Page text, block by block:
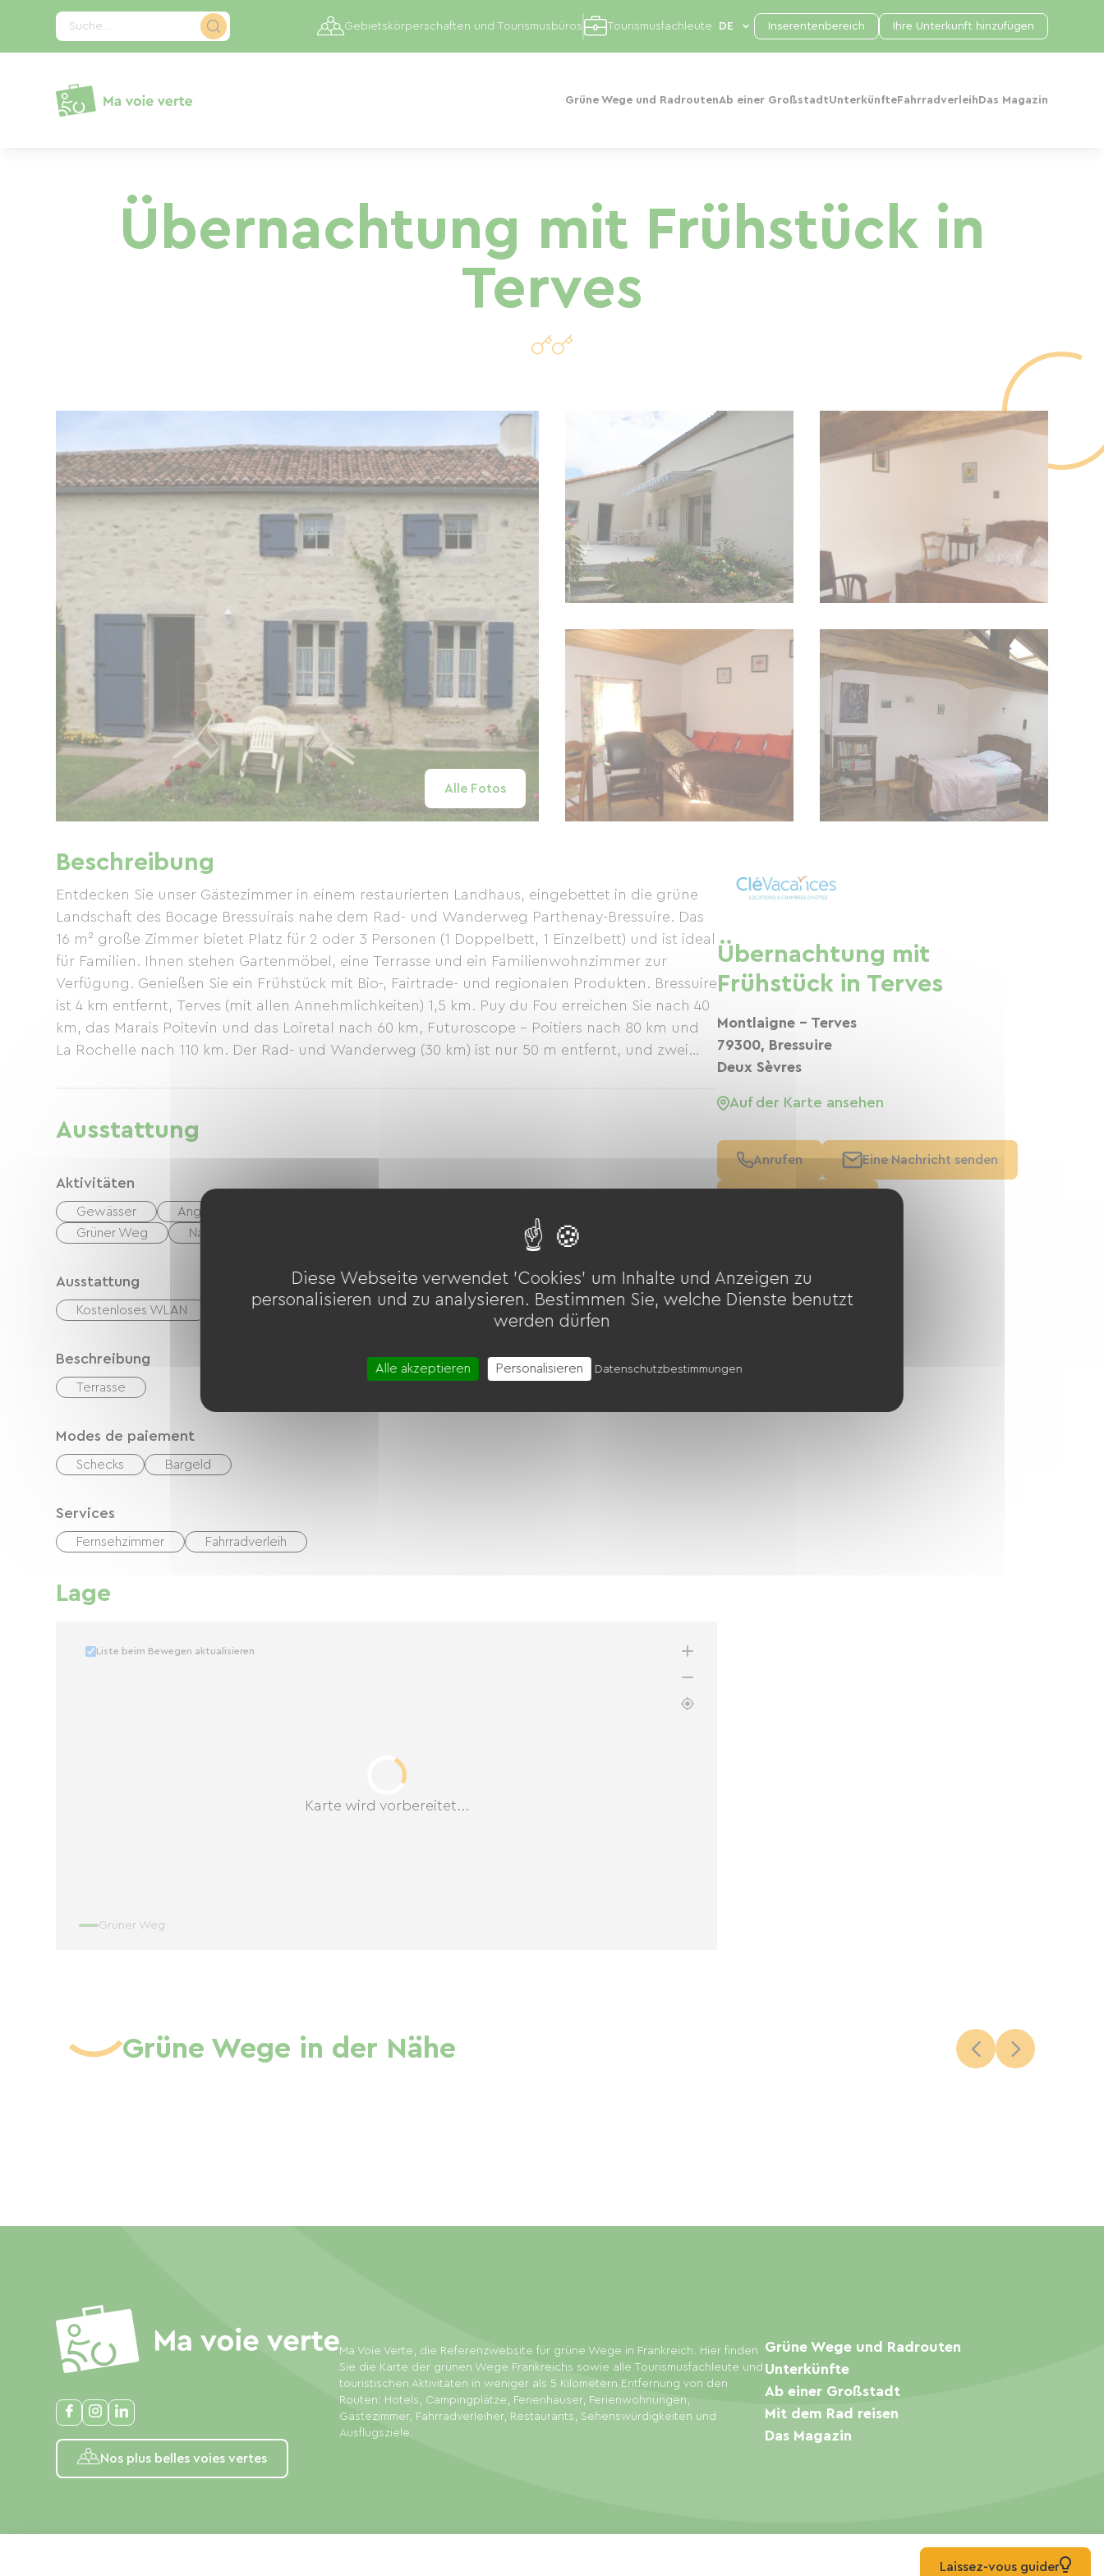
Suche...
Grüne Wege und RadroutenAb einer GroßstadtUnterkünfte Fahrradverleih Das Magazin
Gebietskörperschaften und Tourismusbüros Tourismusfachleute Inserentenbereich Ihre Unterkunft hinzufügen
Übernachtung mit Frühstück in
Terves
Alle Fotos
Beschreibung
Entdecken Sie unser Gästezimmer in einem restaurierten Landhaus, eingebettet in die grüne
Landschaft des Bocage Bressuirais nahe dem Rad- und Wanderweg Parthenay-Bressuire. Das
16 m² große Zimmer bietet Platz für 2 oder 3 Personen (1 Doppelbett, 1 Einzelbett) und ist ideal
für Familien. Ihnen stehen Gartenmöbel, eine Terrasse und ein Familienwohnzimmer zur
Verfügung. Genießen Sie ein Frühstück mit Bio-, Fairtrade- und regionalen Produkten. Bressuire
ist 4 km entfernt, Terves (mit allen Annehmlichkeiten) 1,5 km. Puy du Fou erreichen Sie nach 40
km, das Marais Poitevin und das Loiretal nach 60 km, Futuroscope – Poitiers nach 80 km und
La Rochelle nach 110 km. Der Rad- und Wanderweg (30 km) ist nur 50 m entfernt, und zwei
Ausstattung
Aktivitäten
Gewässer Angeln
Grüner Weg
Nachtclub
Ausstattung
Kostenloses WLAN
Beschreibung
Terrasse
Modes de paiement
Schecks Bargeld
Services
Fernsehzimmer Fahrradverleih
Lage
Karte wird vorbereitet...
Liste beim Bewegen aktualisieren
Grüner Weg
Übernachtung mit
Frühstück in Terves
Montlaigne - Terves
79300, Bressuire
Deux Sèvres
Auf der Karte ansehen
Anrufen Eine Nachricht senden
Grüne Wege in der Nähe
Nos plus belles voies vertes
Ma Voie Verte, die Referenzwebsite für grüne Wege in Frankreich. Hier finden
Sie die Karte der grünen Wege Frankreichs sowie alle Tourismusfachleute und
touristischen Aktivitäten in weniger als 5 Kilometern Entfernung von den
Routen: Hotels, Campingplätze, Ferienhäuser, Ferienwohnungen,
Gästezimmer, Fahrradverleiher, Restaurants, Sehenswürdigkeiten und
Ausflugsziele.
Grüne Wege und Radrouten
Unterkünfte
Ab einer Großstadt
Mit dem Rad reisen
Das Magazin
Laissez-vous guider
Cookie-Einstellungen
Diese Webseite verwendet 'Cookies' um Inhalte und Anzeigen zu
personalisieren und zu analysieren. Bestimmen Sie, welche Dienste benutzt
werden dürfen
Alle akzeptieren Personalisieren Datenschutzbestimmungen